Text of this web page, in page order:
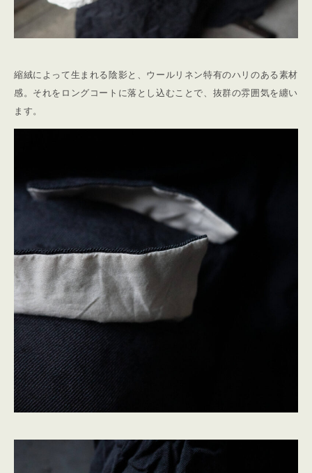
縮絨によって生まれる陰影と、ウールリネン特有のハリのある素材
感。それをロングコートに落とし込むことで、抜群の雰囲気を纏い
ます。